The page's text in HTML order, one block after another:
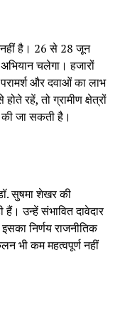
है। 26 से 28 जून
चलेगा। हजारों
और दवाओं का लाभ
रहें, तो ग्रामीण क्षेत्रों
जा सकती है।
सुषमा शेखर की
हैं। उन्हें संभावित दावेदार
निर्णय राजनीतिक
भी कम महत्वपूर्ण नहीं